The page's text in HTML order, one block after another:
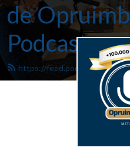
de
Podcast
https://feed.podbean.com/